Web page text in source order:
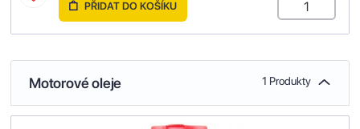
PŘIDAT DO KOŠÍKU
Motorové oleje 1 Produkty